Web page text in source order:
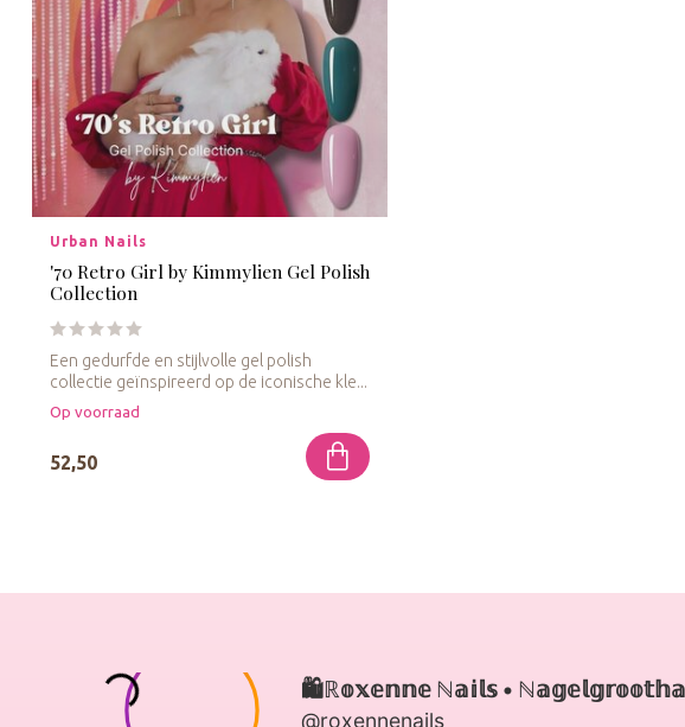
Urban Nails
'70 Retro Girl by Kimmylien Gel Polish
Collection
Een gedurfde en stijlvolle gel polish
collectie geïnspireerd op de iconische kle...
Op voorraad
52,50